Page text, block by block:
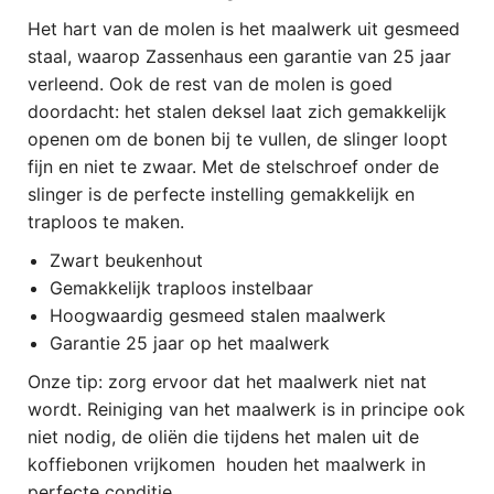
Het hart van de molen is het maalwerk uit gesmeed
staal, waarop Zassenhaus een garantie van 25 jaar
verleend. Ook de rest van de molen is goed
doordacht: het stalen deksel laat zich gemakkelijk
openen om de bonen bij te vullen, de slinger loopt
fijn en niet te zwaar. Met de stelschroef onder de
slinger is de perfecte instelling gemakkelijk en
traploos te maken.
Zwart beukenhout
Gemakkelijk traploos instelbaar
Hoogwaardig gesmeed stalen maalwerk
Garantie 25 jaar op het maalwerk
Onze tip: zorg ervoor dat het maalwerk niet nat
wordt. Reiniging van het maalwerk is in principe ook
niet nodig, de oliën die tijdens het malen uit de
koffiebonen vrijkomen houden het maalwerk in